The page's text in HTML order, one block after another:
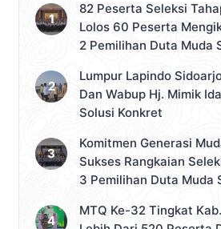
82 Peserta Seleksi
Lolos 60 Peserta
2 Pemilihan Duta Muda
Lumpur Lapindo
Dan Wabup Hj. Mimik
Solusi Konkret
Komitmen Generasi
Sukses Rangkaian
3 Pemilihan Duta Muda
MTQ Ke-32 Tingkat